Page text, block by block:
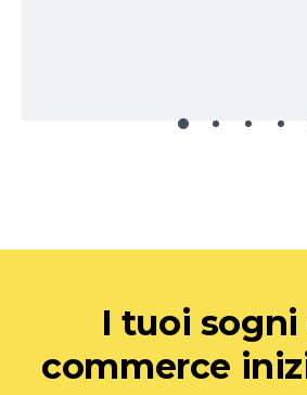
I tuoi sogni
commerce